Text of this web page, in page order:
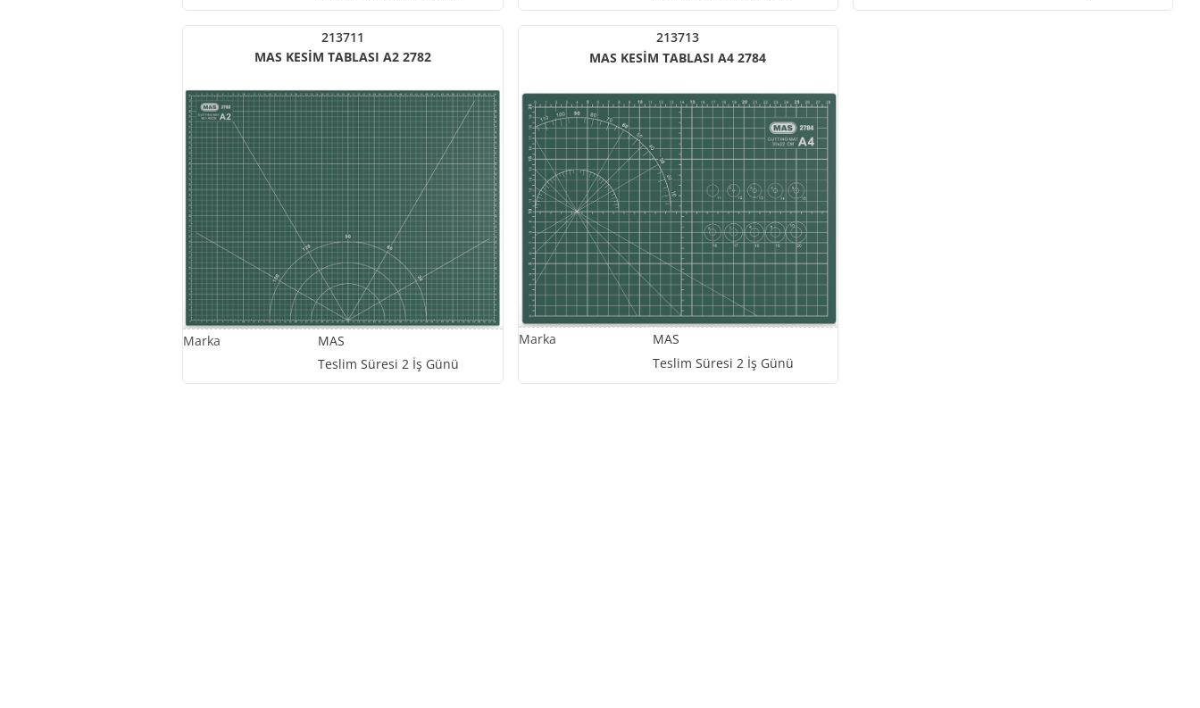
213711
MAS KESİM TABLASI A2 2782
MAS
Teslim Süresi 2 İş Günü
213713
MAS KESİM TABLASI A4 2784
MAS
Teslim Süresi 2 İş Günü